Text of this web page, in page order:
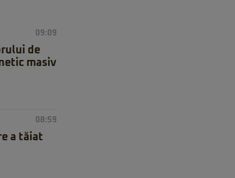
09:09
de
masiv
08:59
a tăiat